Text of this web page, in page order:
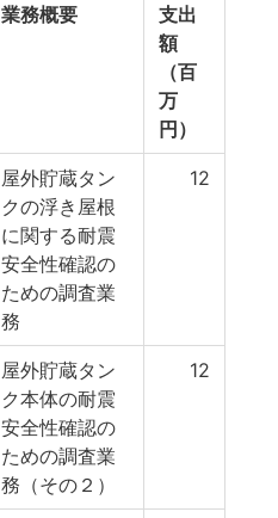
業務概要
支出
額
（百
万
円）
屋外貯蔵タン
クの浮き屋根
に関する耐震
安全性確認の
ための調査業
務
12
屋外貯蔵タン
ク本体の耐震
安全性確認の
ための調査業
務（その２）
12